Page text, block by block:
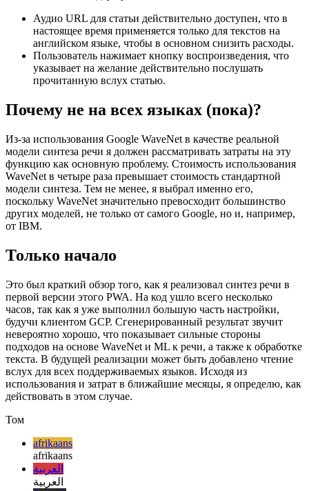
Я не хочу снижать производительность загрузки моих веб-
приложений (и, следовательно, рейтинг в поисковых
системах), поэтому веб-плеер загружается по запросу только
после выполнения двух условий:
Аудио URL для статьи действительно доступен, что в
настоящее время применяется только для текстов на
Пользователь нажимает кнопку воспроизведения, что
прочитанную вслух статью.
Почему не на всех языках (пока)?
Из-за использования Google WaveNet в качестве реальной
модели синтеза речи я должен рассматривать затраты на эту
функцию как основную проблему. Стоимость использования
WaveNet в четыре раза превышает стоимость стандартной
поскольку WaveNet значительно превосходит большинство
от IBM.
Только начало
Это был краткий обзор того, как я реализовал синтез речи в
первой версии этого PWA. На код ушло всего несколько
часов, так как я уже выполнил большую часть настройки,
будучи клиентом GCP. Сгенерированный результат звучит
невероятно хорошо, что показывает сильные стороны
подходов на основе WaveNet и ML к речи, а также к обработке
текста. В будущей реализации может быть добавлено чтение
вслух для всех поддерживаемых языков. Исходя из
использования и затрат в ближайшие месяцы, я определю, как
действовать в этом случае.
Том